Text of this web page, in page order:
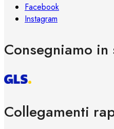
Facebook
Instagram
Consegniamo
Collegamenti